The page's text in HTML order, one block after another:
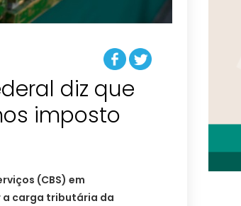
diz que
imposto
(CBS) em
a carga tributária da